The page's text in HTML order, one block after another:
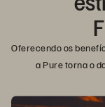
Oferecendo os
a Pure torna o